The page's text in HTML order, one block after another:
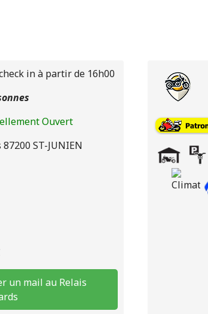
in à partir de 16h00
Ouvert
87200 ST-JUNIEN
un mail au Relais